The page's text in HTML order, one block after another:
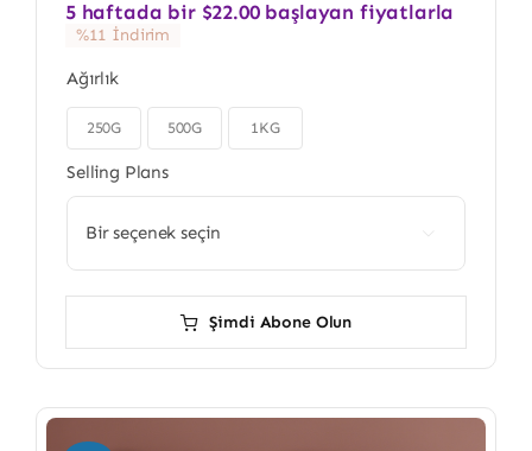
5 haftada bir $22.00 başlayan fiyatlarla
%11 İndirim
Ağırlık
250G 500G 1KG
Selling Plans
Şimdi Abone Olun